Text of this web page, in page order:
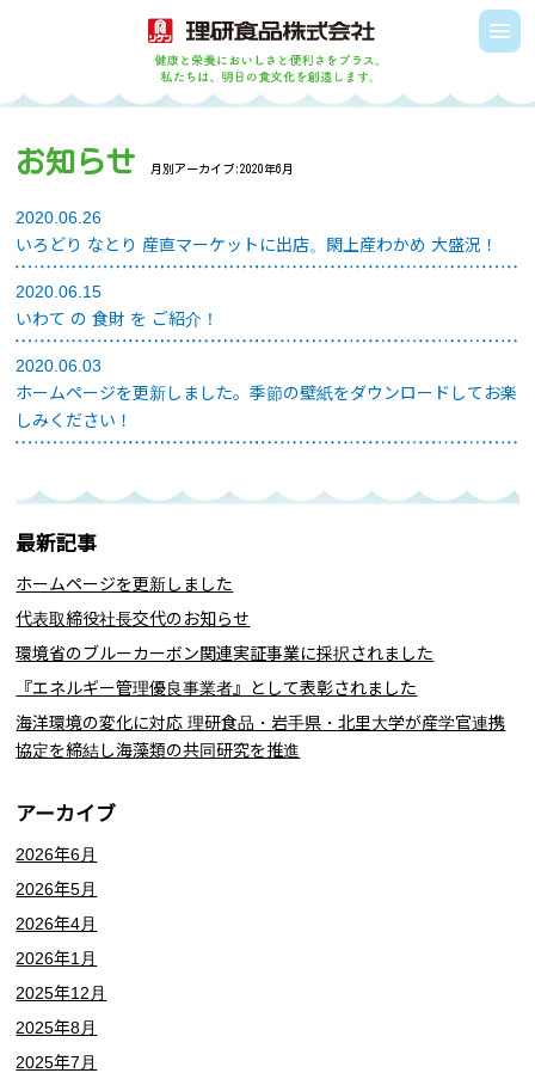
お知らせ 月別アーカイブ:2020年6月
2020.06.26
いろどり なとり 産直マーケットに出店。閖上産わかめ 大盛況！
2020.06.15
いわて の 食財 を ご紹介！
2020.06.03
ホームページを更新しました。季節の壁紙をダウンロードしてお楽
しみください！
最新記事
ホームページを更新しました
代表取締役社長交代のお知らせ
環境省のブルーカーボン関連実証事業に採択されました
『エネルギー管理優良事業者』として表彰されました
海洋環境の変化に対応 理研食品・岩手県・北里大学が産学官連携
協定を締結し海藻類の共同研究を推進
アーカイブ
2026年6月
2026年5月
2026年4月
2026年1月
2025年12月
2025年8月
2025年7月